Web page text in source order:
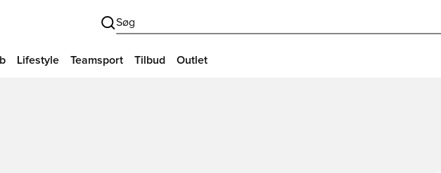
Søg
Lifestyle Teamsport Tilbud Outlet